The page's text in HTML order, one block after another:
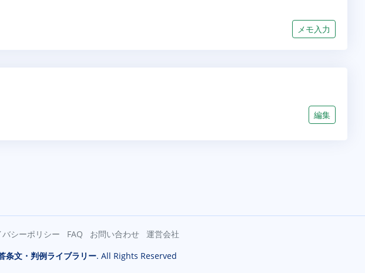
メモ入力
編集
バシーポリシー FAQ お問い合わせ
運営会社
条文・判例ライブラリー. All Rights Reserved